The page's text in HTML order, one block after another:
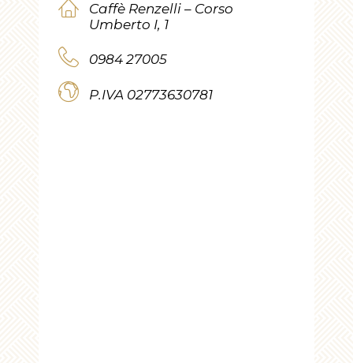
Caffè Renzelli – Corso
Umberto I, 1
0984 27005
P.IVA 02773630781